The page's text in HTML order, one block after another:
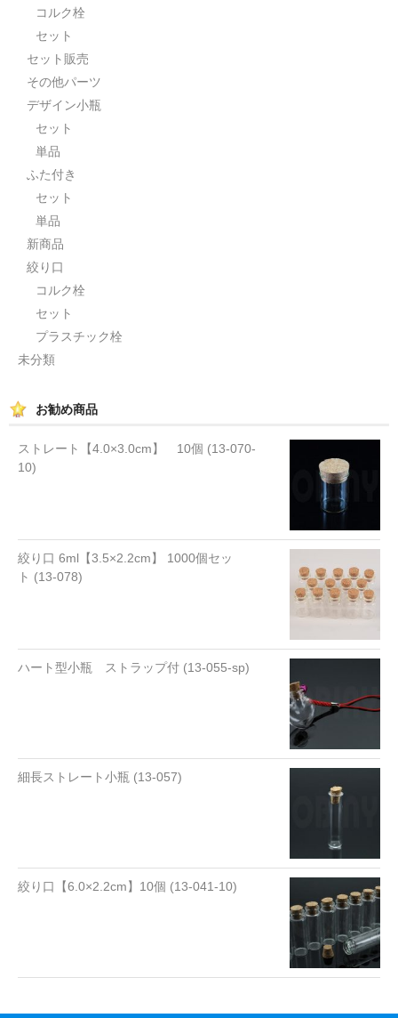
コルク栓
セット
セット販売
その他パーツ
デザイン小瓶
セット
単品
ふた付き
セット
単品
新商品
絞り口
コルク栓
セット
プラスチック栓
未分類
お勧め商品
ストレート【4.0×3.0cm】 10個 (13-070-
10)
絞り口 6ml【3.5×2.2cm】 1000個セッ
ト (13-078)
ハート型小瓶 ストラップ付 (13-055-sp)
細長ストレート小瓶 (13-057)
絞り口【6.0×2.2cm】10個 (13-041-10)